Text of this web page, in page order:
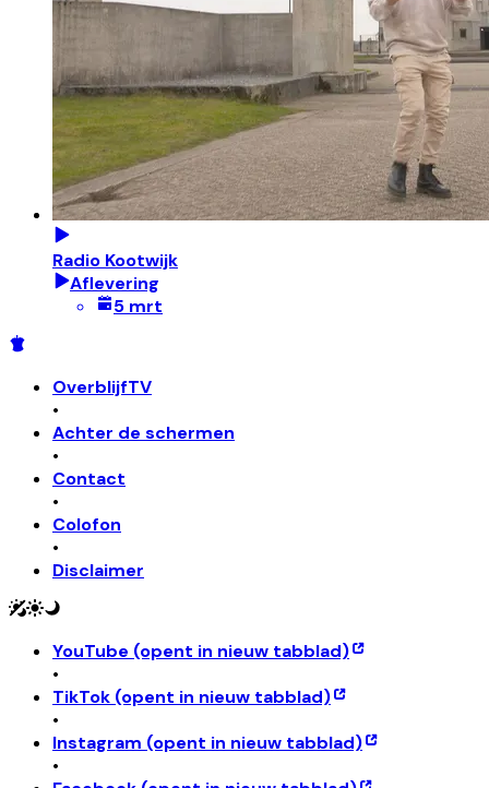
Radio Kootwijk
Aflevering
5 mrt
OverblijfTV
•
Achter de schermen
•
Contact
•
Colofon
•
Disclaimer
YouTube (opent in nieuw tabblad)
•
TikTok (opent in nieuw tabblad)
•
Instagram (opent in nieuw tabblad)
•